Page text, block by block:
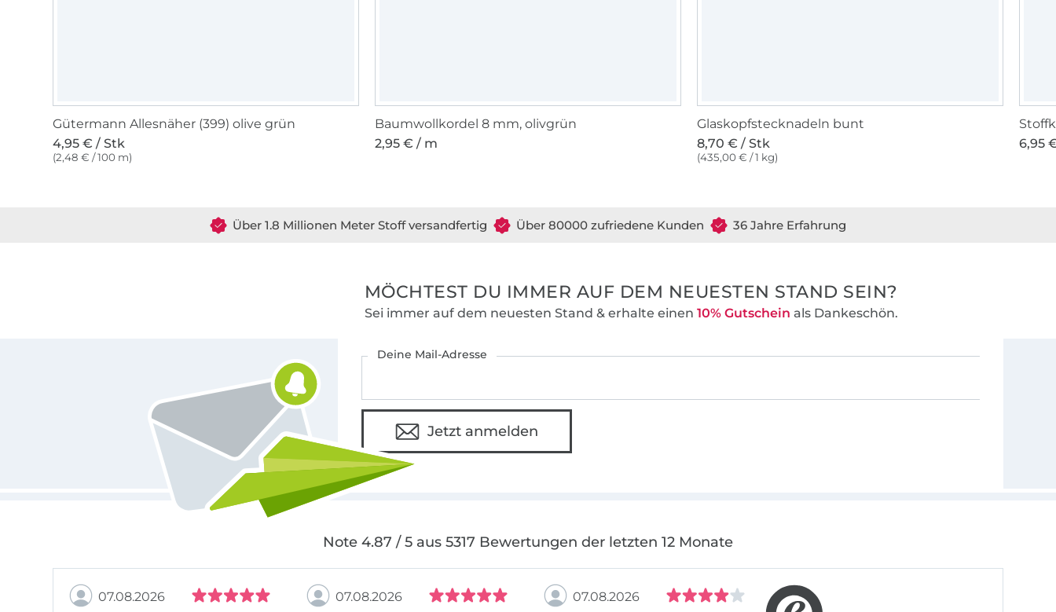
Gütermann Allesnäher (399) olive grün
4,95 € / Stk
(2,48 € / 100 m)
Baumwollkordel 8 mm, olivgrün
2,95 € / m
Glaskopfstecknadeln bunt
8,70 € / Stk
(435,00 € / 1 kg)
6,95
Über 1.8 Millionen Meter Stoff versandfertig Über 80000 zufriedene Kunden 36 Jahre Erfahrung
MÖCHTEST DU IMMER AUF DEM NEUESTEN STAND SEIN?
Sei immer auf dem neuesten Stand & erhalte einen 10% Gutschein als Dankeschön.
Deine Mail-Adresse
Jetzt anmelden
Note 4.87 / 5 aus 5317 Bewertungen der letzten 12 Monate
07.08.2026 07.08.2026 07.08.2026